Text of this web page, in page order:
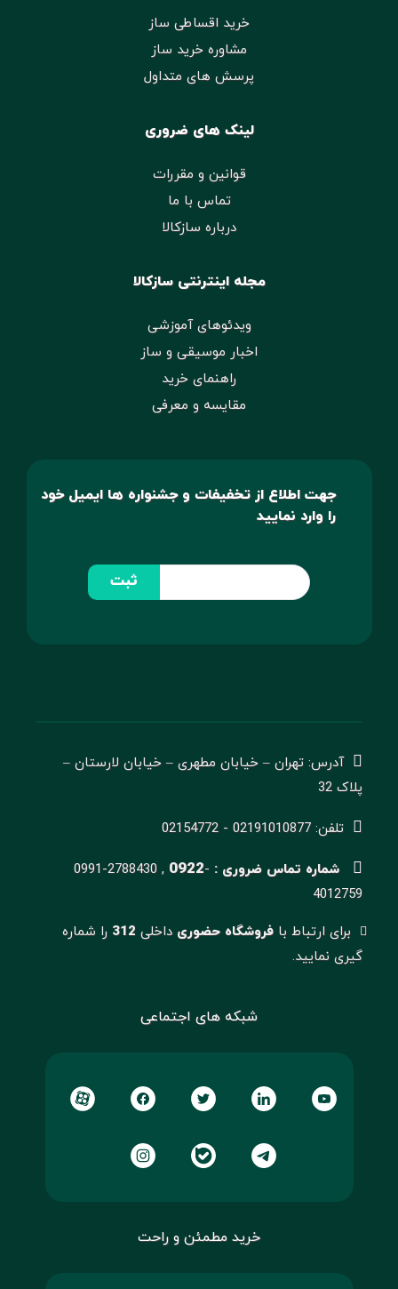
خرید اقساطی ساز
مشاوره خرید ساز
پرسش های متداول
لینک های ضروری
قوانین و مقررات
تماس با ما
درباره سازکالا
مجله اینترنتی سازکالا
ویدئوهای آموزشی
اخبار موسیقی و ساز
راهنمای خرید
مقایسه و معرفی
جهت اطلاع از تخفیفات و جشنواره ها ایمیل خود
را وارد نمایید
ثبت
آدرس: تهران – خیابان مطهری – خیابان لارستان –
پلاک 32
تلفن: 02191010877 - 02154772
شماره تماس ضروری : 0991-2788430 , 0922-
4012759
برای ارتباط با فروشگاه حضوریداخلی 312 را شماره
گیری نمایید.
شبکه های اجتماعی
خرید مطمئن و راحت